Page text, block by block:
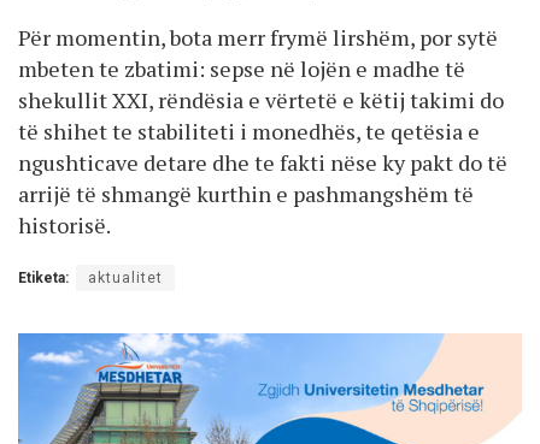
Për momentin, bota merr frymë lirshëm, por sytë
mbeten te zbatimi: sepse në lojën e madhe të
shekullit XXI, rëndësia e vërtetë e këtij takimi do
të shihet te stabiliteti i monedhës, te qetësia e
ngushticave detare dhe te fakti nëse ky pakt do të
arrijë të shmangë kurthin e pashmangshëm të
historisë.
Etiketa: aktualitet